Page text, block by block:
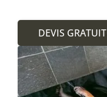
DEVIS GRATUIT